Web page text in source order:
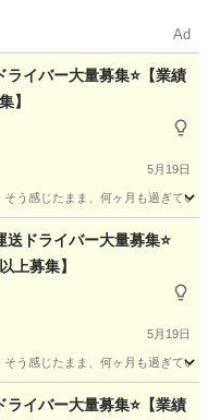
Ad
ライバー大量募集⭐【業績
】
5月19日
そう感じたまま、何ヶ月も過ぎて
送ドライバー大量募集⭐
上募集】
5月19日
そう感じたまま、何ヶ月も過ぎて
ライバー大量募集⭐【業績